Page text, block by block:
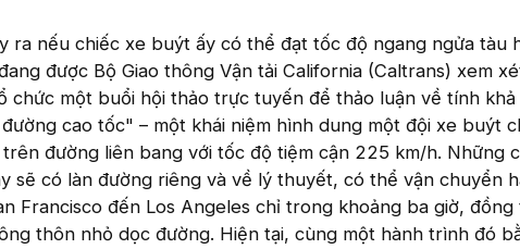
ra nếu chiếc xe buýt ấy có thể đạt tốc độ ngang ngửa tàu
được Bộ Giao thông Vận tải California (Caltrans) xem
chức một buổi hội thảo trực tuyến để thảo luận về tính khả
cao tốc" – một khái niệm hình dung một đội xe buýt
trên đường liên bang với tốc độ tiệm cận 225 km/h. Những
sẽ có làn đường riêng và về lý thuyết, có thể vận chuyển
Francisco đến Los Angeles chỉ trong khoảng ba giờ,
thôn nhỏ dọc đường. Hiện tại, cùng một hành trình đó